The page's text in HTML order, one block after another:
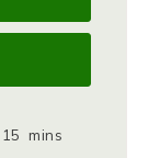
15 mins